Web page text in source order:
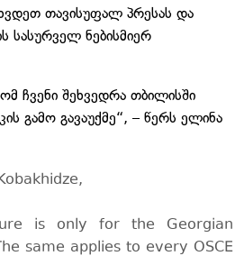
თავისუფალ პრესას და
სასურველ ნებისმიერ
ჩვენი შეხვედრა თბილისში
გამო გავაუქმე“, – წერს ელინა
is only for the Georgian
same applies to every OSCE